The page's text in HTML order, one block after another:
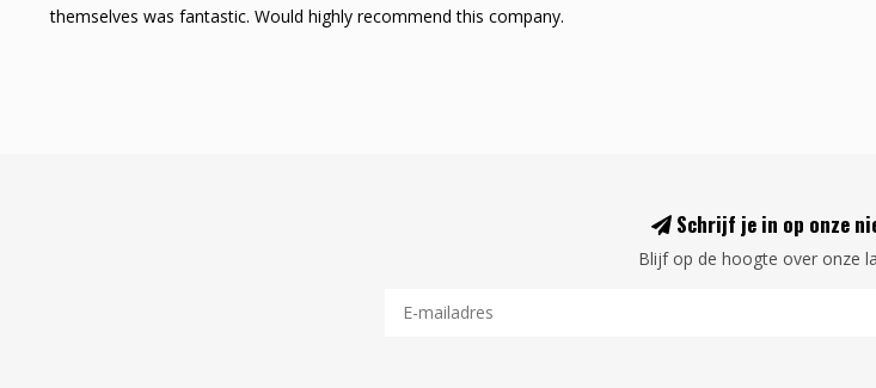
themselves was fantastic. Would highly recommend this company.
Schrijf je in op onze
Blijf op de hoogte over onze